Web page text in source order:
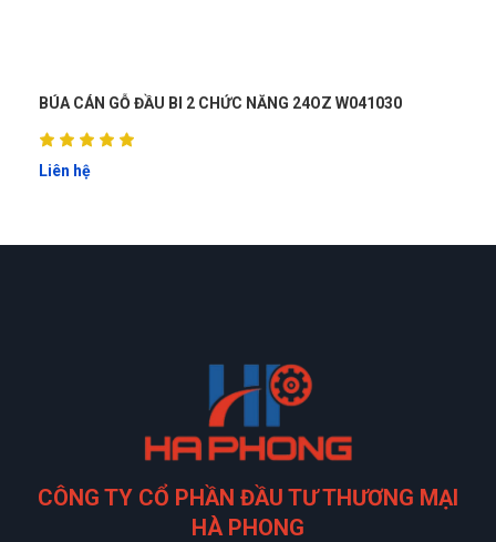
W041030 BÚA NHỔ ĐINH 16oz/450g WOKIN 251216
CÔNG TY CỔ PHẦN ĐẦU TƯ THƯƠNG MẠI
HÀ PHONG